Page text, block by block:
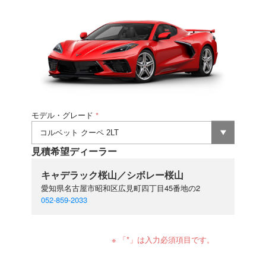
モデル・グレード *
見積希望ディーラー
キャデラック桜山／シボレー桜山
愛知県名古屋市昭和区広見町四丁目45番地の2
052-859-2033
※ 「*」は入力必須項目です。